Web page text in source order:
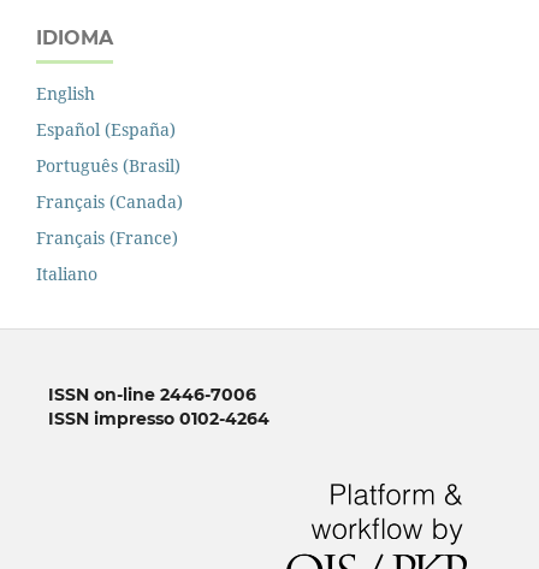
IDIOMA
English
Español (España)
Português (Brasil)
Français (Canada)
Français (France)
Italiano
ISSN on-line 2446-7006
ISSN impresso 0102-4264